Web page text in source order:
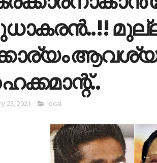
25, 2021 local